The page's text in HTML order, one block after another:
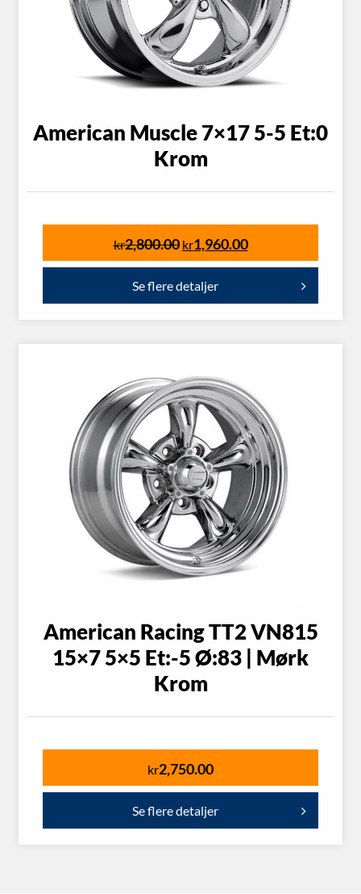
American Muscle 7×17 5-5 Et:0
Krom
kr2,800.00 kr1,960.00
Se flere detaljer
American Racing TT2 VN815
15×7 5×5 Et:-5 Ø:83 | Mørk
Krom
kr2,750.00
Se flere detaljer